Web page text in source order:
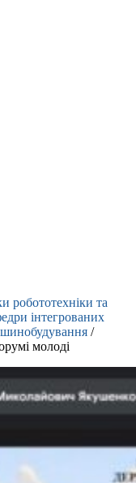
робототехніки та
інтегрованих
/
молоді